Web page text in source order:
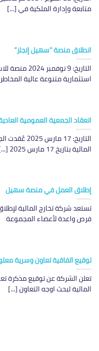
متابعة وإدارة الملكية في [...]
انطلاق منصة “سهيل إنجلز”
التاريخ: 9
استثمارية متنوعة عالية
انعقاد الجمعية العمومية
التاريخ: 17
المالية بتاريخ 17 مارس 2025 [...]
إطلاق العمل في منصة سهيل
تستعد شركة تخارج المالية
فرص واعدة لأعضاء المجموعة
توقيع اتفاقية تعاون وسرية
تعلن الشركة عن توقيع مذكرة
المالية لبحث اوجه التعاون [...]